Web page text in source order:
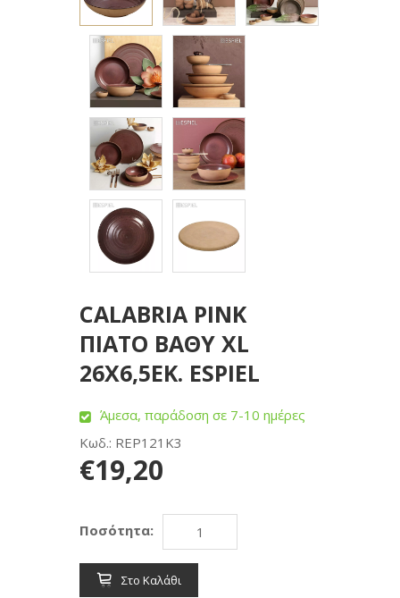
CALABRIA PINK
ΠΙΑΤΟ ΒΑΘΥ XL
26Χ6,5ΕΚ. ESPIEL
Άμεσα, παράδοση σε 7-10 ημέρες
Κωδ.: REP121K3
€19,20
Ποσότητα:
Στο Καλάθι